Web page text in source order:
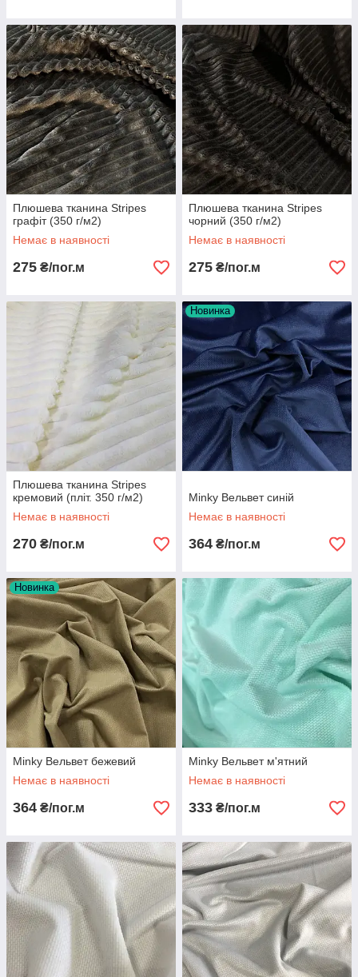
Плюшева тканина Stripes
графіт (350 г/м2)
Немає в наявності
275 ₴/пог.м
Плюшева тканина Stripes
чорний (350 г/м2)
Немає в наявності
275 ₴/пог.м
Плюшева тканина Stripes
кремовий (пліт. 350 г/м2)
Немає в наявності
270 ₴/пог.м
Новинка
Minky Вельвет синій
Немає в наявності
364 ₴/пог.м
Новинка
Minky Вельвет бежевий
Немає в наявності
364 ₴/пог.м
Minky Вельвет м'ятний
Немає в наявності
333 ₴/пог.м